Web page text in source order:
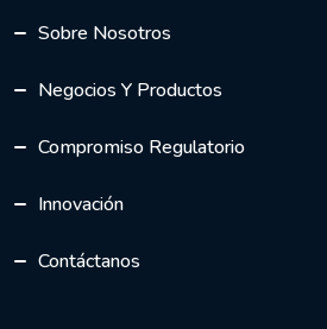
Sobre Nosotros
Negocios Y Productos
Compromiso Regulatorio
Innovación
Contáctanos